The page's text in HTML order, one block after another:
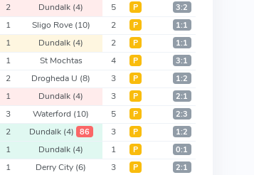
2 Dundalk (4) 5 Р 3:2
1 Sligo Rove (10) 2 Р 1:1
1 Dundalk (4) 2 Р 1:1
1 St Mochtas 4 Р 3:1
2 Drogheda U (8) 3 Р 1:2
1 Dundalk (4) 3 Р 2:1
3 Waterford (10) 5 Р 2:3
2 Dundalk (4) 86 3 Р 1:2
1 Dundalk (4) 1 Р 0:1
1 Derry City (6) 3 Р 2:1